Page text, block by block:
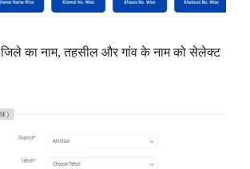
का नाम, तहसील और गांव के नाम को सेलेक्ट